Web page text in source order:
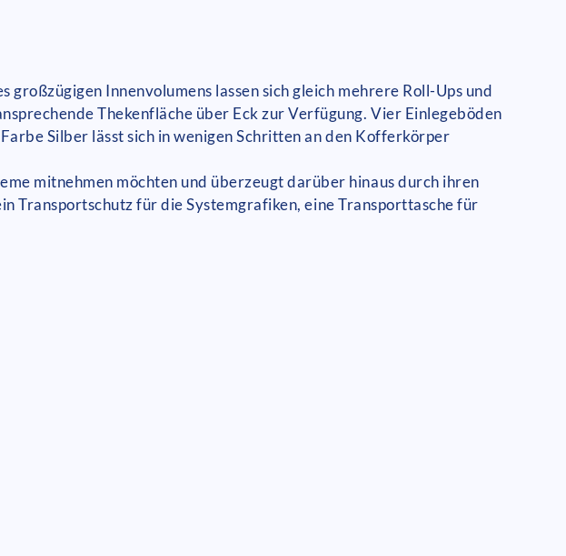
Innenvolumens lassen sich gleich mehrere Roll-Ups und
Thekenfläche über Eck zur Verfügung. Vier Einlegeböden
Silber lässt sich in wenigen Schritten an den Kofferkörper
mitnehmen möchten und überzeugt darüber hinaus durch ihren
Transportschutz für die Systemgrafiken, eine Transporttasche für